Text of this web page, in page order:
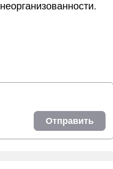
Отправить